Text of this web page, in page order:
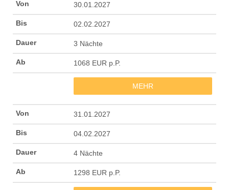
30.01.2027
02.02.2027
3 Nächte
1068 EUR p.P.
MEHR
31.01.2027
04.02.2027
4 Nächte
1298 EUR p.P.